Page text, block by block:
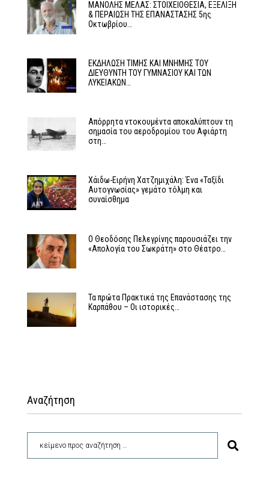
MΑΝΟΛΗΣ ΜΕΛΑΣ: ΣΤΟΙΧΕΙΟΘΕΣΙΑ, ΕΞΕΛΙΞΗ
& ΠΕΡΑΙΩΣΗ ΤΗΣ ΕΠΑΝΑΣΤΑΣΗΣ 5ης
Οκτωβρίου…
ΕΚΔΗΛΩΣΗ ΤΙΜΗΣ ΚΑΙ ΜΝΗΜΗΣ ΤΟΥ
ΔΙΕΥΘΥΝΤΗ ΤΟΥ ΓΥΜΝΑΣΙΟΥ ΚΑΙ ΤΩΝ
ΛΥΚΕΙΑΚΩΝ…
Απόρρητα ντοκουμέντα αποκαλύπτουν τη
σημασία του αεροδρομίου του Αφιάρτη
στη…
Χάιδω-Ειρήνη Χατζημιχάλη: Ένα «Ταξίδι
Αυτογνωσίας» γεμάτο τόλμη και
συναίσθημα
Ο Θεοδόσης Πελεγρίνης παρουσιάζει την
«Απολογία του Σωκράτη» στο Θέατρο…
Τα πρώτα Πρακτικά της Επανάστασης της
Καρπάθου – Οι ιστορικές…
Αναζήτηση